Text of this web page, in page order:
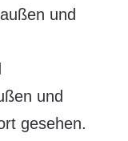
und
und
gesehen.